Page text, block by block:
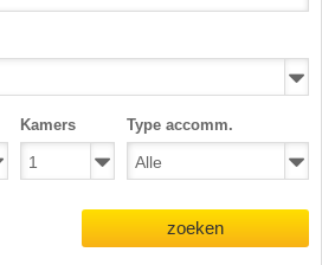
Kamers Type accomm.
zoeken